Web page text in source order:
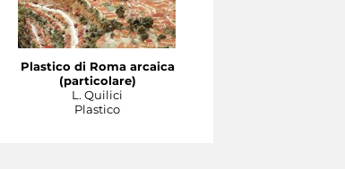
Plastico di Roma arcaica
(particolare)
L. Quilici
Plastico